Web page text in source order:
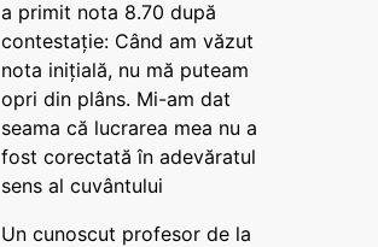
a primit nota 8.70 după
contestație: Când am văzut
nota inițială, nu mă puteam
opri din plâns. Mi-am dat
seama că lucrarea mea nu a
fost corectată în adevăratul
sens al cuvântului
Un cunoscut profesor de la